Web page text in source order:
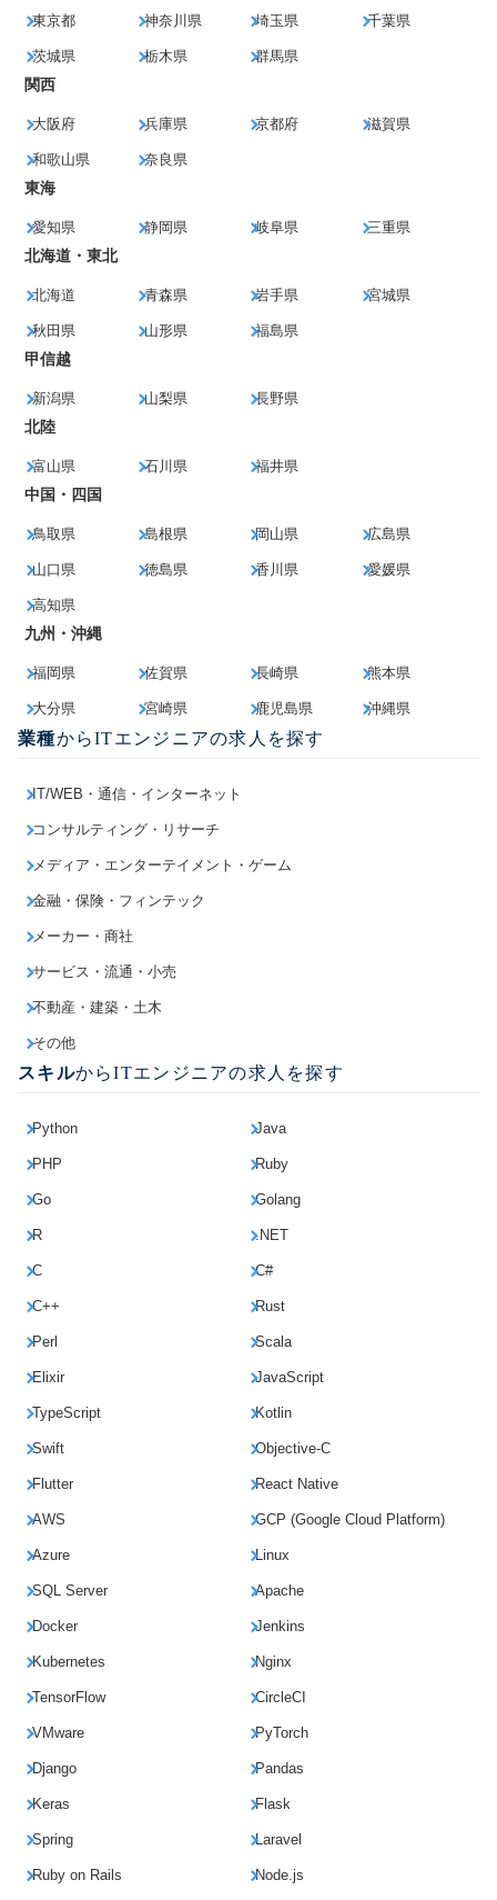
東京都 神奈川県 埼玉県 千葉県
茨城県 栃木県 群馬県
関西
大阪府 兵庫県 京都府 滋賀県
和歌山県 奈良県
東海
愛知県 静岡県 岐阜県 三重県
北海道・東北
北海道 青森県 岩手県 宮城県
秋田県 山形県 福島県
甲信越
新潟県 山梨県 長野県
北陸
富山県 石川県 福井県
中国・四国
鳥取県 島根県 岡山県 広島県
山口県 徳島県 香川県 愛媛県
高知県
九州・沖縄
福岡県 佐賀県 長崎県 熊本県
大分県 宮崎県 鹿児島県 沖縄県
業種からITエンジニアの求人を探す
IT/WEB・通信・インターネット
コンサルティング・リサーチ
メディア・エンターテイメント・ゲーム
金融・保険・フィンテック
メーカー・商社
サービス・流通・小売
不動産・建築・土木
その他
スキルからITエンジニアの求人を探す
Python Java
PHP Ruby
Go Golang
R .NET
C C#
C++ Rust
Perl Scala
Elixir JavaScript
TypeScript Kotlin
Swift Objective-C
Flutter React Native
AWS GCP (Google Cloud Platform)
Azure Linux
SQL Server Apache
Docker Jenkins
Kubernetes Nginx
TensorFlow CircleCI
VMware PyTorch
Django Pandas
Keras Flask
Spring Laravel
Ruby on Rails Node.js